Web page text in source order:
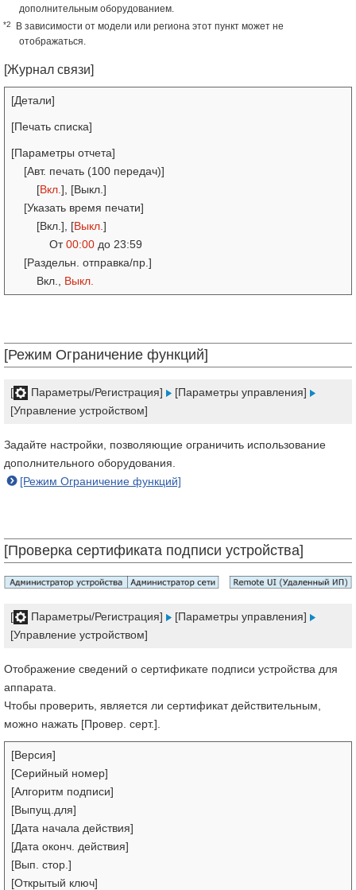
дополнительным оборудованием.
*2
В зависимости от модели или региона этот пункт может не
отображаться.
[Журнал связи]
[Детали]
[Печать списка]
[Параметры отчета]
[Авт. печать (100 передач)]
[Вкл. ], [Выкл.]
[Указать время печати]
[Вкл.], [Выкл. ]
От00:00 до 23:59
[Раздельн. отправка/пр.]
Вкл., Выкл.
[Режим Ограничение функций]
[ Параметры/Регистрация]
[Параметры управления]
[Управление устройством]
Задайте настройки, позволяющие ограничить использование
дополнительного оборудования.
[Режим Ограничение функций]
[Проверка сертификата подписи устройства]
[ Параметры/Регистрация]
[Параметры управления]
[Управление устройством]
Отображение сведений о сертификате подписи устройства для
аппарата.
Чтобы проверить, является ли сертификат действительным,
можно нажать [Провер. серт.].
[Версия]
[Серийный номер]
[Алгоритм подписи]
[Выпущ.для]
[Дата начала действия]
[Дата оконч. действия]
[Вып. стор.]
[Открытый ключ]